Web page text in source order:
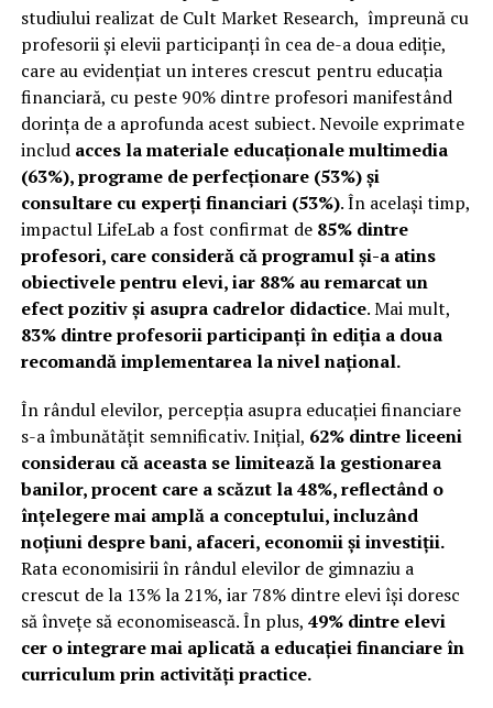
studiului realizat de Cult Market Research, împreună cu
profesorii și elevii participanți în cea de-a doua ediție,
care au evidențiat un interes crescut pentru educația
financiară, cu peste 90% dintre profesori manifestând
dorința de a aprofunda acest subiect. Nevoile exprimate
includ acces la materiale educaționale multimedia
(63%), programe de perfecționare (53%) și
consultare cu experți financiari (53%). În același timp,
impactul LifeLab a fost confirmat de 85% dintre
profesori, care consideră că programul și-a atins
obiectivele pentru elevi, iar 88% au remarcat un
efect pozitiv și asupra cadrelor didactice. Mai mult,
83% dintre profesorii participanți în ediția a doua
recomandă implementarea la nivel național.
În rândul elevilor, percepția asupra educației financiare
s-a îmbunătățit semnificativ. Inițial, 62% dintre liceeni
considerau că aceasta se limitează la gestionarea
banilor, procent care a scăzut la 48%, reflectând o
înțelegere mai amplă a conceptului, incluzând
noțiuni despre bani, afaceri, economii și investiții.
Rata economisirii în rândul elevilor de gimnaziu a
crescut de la 13% la 21%, iar 78% dintre elevi își doresc
să învețe să economisească. În plus, 49% dintre elevi
cer o integrare mai aplicată a educației financiare în
curriculum prin activități practice.